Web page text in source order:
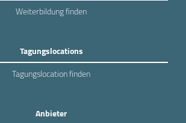
Weiterbildung finden
Tagungslocations
Tagungslocation finden
Anbieter